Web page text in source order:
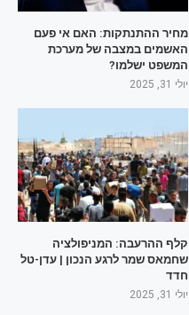
מחיר ההתנתקות: האם אי פעם
האשמים במצבה של מערכת
המשפט ישלמו?
יולי 31, 2025
קלף ההרעבה: המניפולציה
שחמאס שמר לרגע הנכון | עדן-טל
חדד
יולי 31, 2025